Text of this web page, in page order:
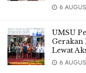
6
UMSU
Gerakan
Lewat
6